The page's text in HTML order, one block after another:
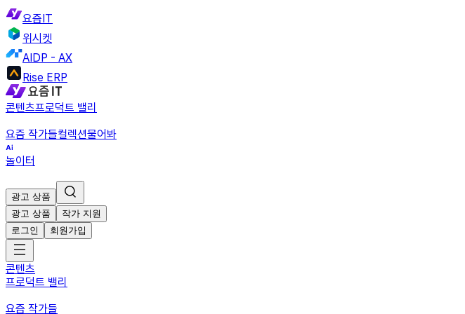
요즘IT
위시켓
AIDP - AX
Rise ERP
콘텐츠프로덕트 밸리
요즘 작가들컬렉션물어봐
놀이터
광고 상품
광고 상품
작가 지원
로그인
회원가입
콘텐츠
프로덕트 밸리
요즘 작가들